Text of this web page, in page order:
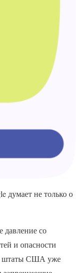
думает не только о
давление со
и опасности
штаты США уже